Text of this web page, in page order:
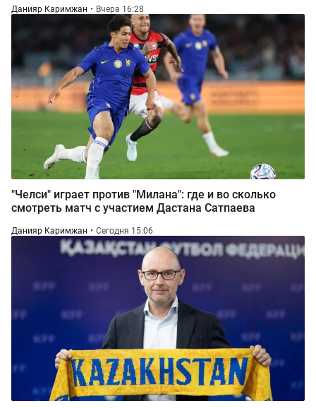
Данияр Каримжан Вчера 16:28
"Челси" играет против "Милана": где и во сколько
смотреть матч с участием Дастана Сатпаева
Данияр Каримжан Сегодня 15:06